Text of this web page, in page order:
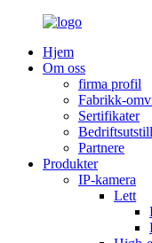
Hjem
Om oss
firma profil
Fabrikk-
Sertifikater
Partnere
Produkter
IP-kamera
Lett